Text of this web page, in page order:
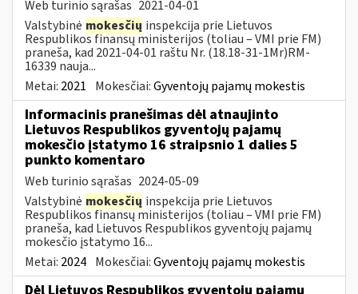
Web turinio sąrašas 2021-04-01
Valstybinė mokesčių inspekcija prie Lietuvos
Respublikos finansų ministerijos (toliau – VMI prie FM)
praneša, kad 2021-04-01 raštu Nr. (18.18-31-1Mr)RM-
16339 nauja...
Metai: 2021 Mokesčiai:Gyventojų pajamų mokestis
Informacinis pranešimas dėl atnaujinto
Lietuvos Respublikos gyventojų pajamų
mokesčio įstatymo 16 straipsnio 1 dalies 5
punkto komentaro
Web turinio sąrašas 2024-05-09
Valstybinė mokesčių inspekcija prie Lietuvos
Respublikos finansų ministerijos (toliau – VMI prie FM)
praneša, kad Lietuvos Respublikos gyventojų pajamų
mokesčio įstatymo 16...
Metai: 2024 Mokesčiai:Gyventojų pajamų mokestis
Dėl Lietuvos Respublikos gyventojų pajamų